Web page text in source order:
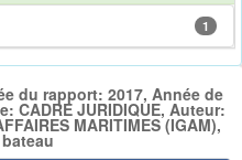
1
du rapport: 2017, Année de
CADRE JURIDIQUE, Auteur:
MARITIMES (IGAM),